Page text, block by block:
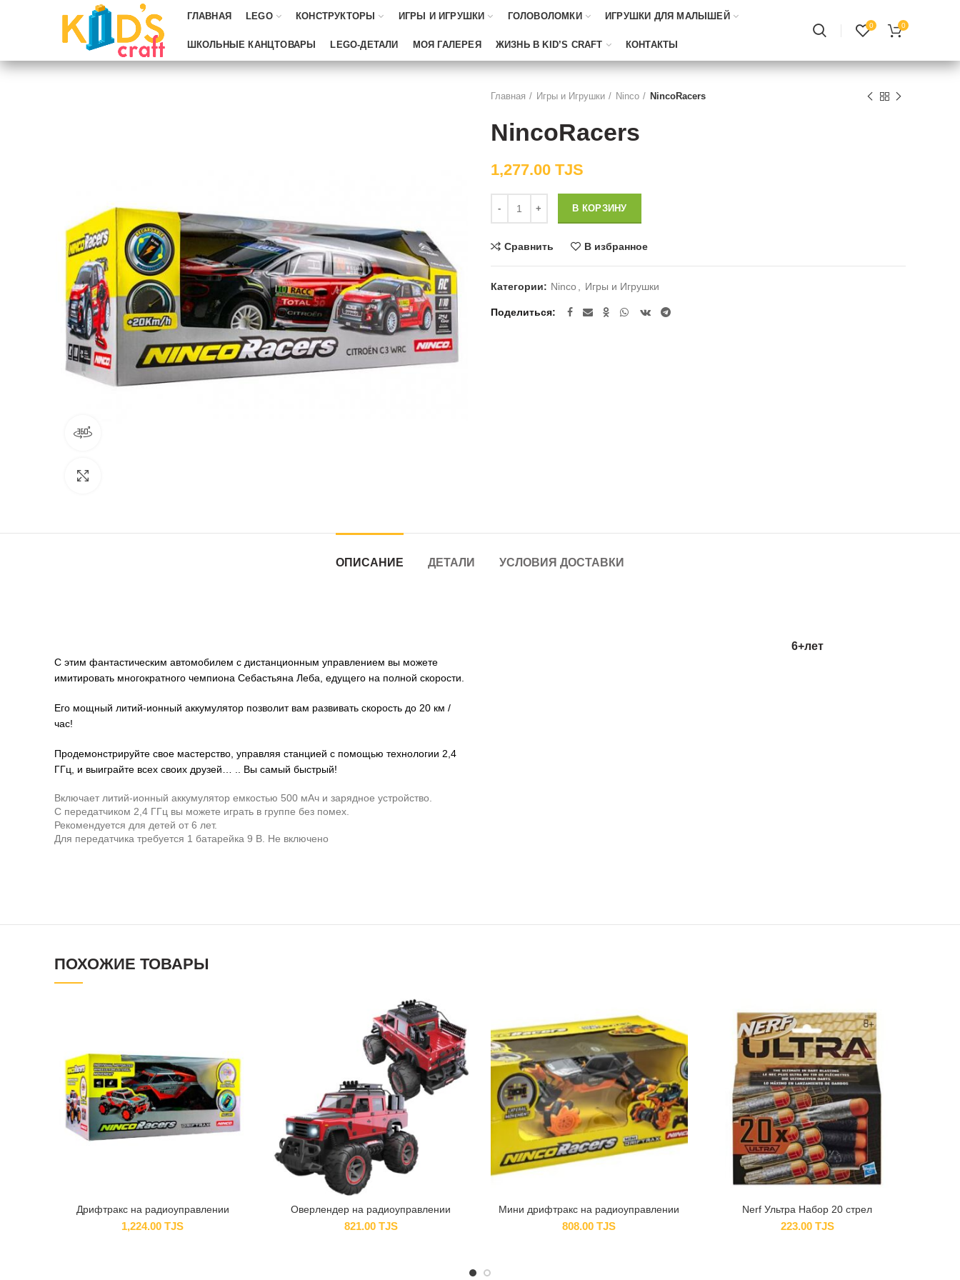
ГЛАВНАЯ LEGO КОНСТРУКТОРЫ ИГРЫ И ИГРУШКИ ГОЛОВОЛОМКИ ИГРУШКИ ДЛЯ МАЛЫШЕЙ
ШКОЛЬНЫЕ КАНЦТОВАРЫ LEGO-ДЕТАЛИ МОЯ ГАЛЕРЕЯ ЖИЗНЬ В KID’S CRAFT КОНТАКТЫ
0 0
Главная Игры и Игрушки Ninco NincoRacers
NincoRacers
1,277.00 TJS
В КОРЗИНУ
Сравнить В избранное
Категории: Ninco Игры и Игрушки
Поделиться
ОПИСАНИЕ ДЕТАЛИ УСЛОВИЯ ДОСТАВКИ
С этим фантастическим автомобилем с дистанционным управлением вы можете
имитировать многократного чемпиона Себастьяна Леба, едущего на полной скорости.
Его мощный литий-ионный аккумулятор позволит вам развивать скорость до 20 км /
час!
Продемонстрируйте свое мастерство, управляя станцией с помощью технологии 2,4
ГГц, и выиграйте всех своих друзей… .. Вы самый быстрый!
Включает литий-ионный аккумулятор емкостью 500 мАч и зарядное устройство.
С передатчиком 2,4 ГГц вы можете играть в группе без помех.
Рекомендуется для детей от 6 лет.
Для передатчика требуется 1 батарейка 9 В. Не включено
6+лет
ПОХОЖИЕ ТОВАРЫ
Дрифтракс на радиоуправлении
1,224.00TJS
Оверлендер на радиоуправлении
821.00 TJS
Мини дрифтракс на радиоуправлении
808.00TJS
Nerf Ультра Набор 20 стрел
223.00 TJS